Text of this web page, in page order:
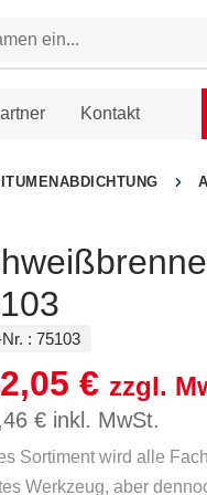
Kontakt
: 75103
€ zzgl.
€ inkl. MwSt.
Sortiment wird alle
Werkzeug, aber